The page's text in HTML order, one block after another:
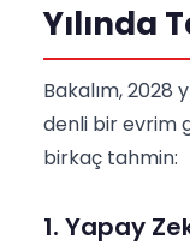
Yılında
Bakalım, 2028
denli bir evrim
birkaç tahmin:
1. Yapay